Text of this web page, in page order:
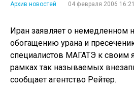
Архив новостей 04 февраля 2006 16:21
Иран заявляет о немедленном
обогащению урана и
специалистов МАГАТЭ к своим
рамках так называемых
сообщает агентство Рейтер.